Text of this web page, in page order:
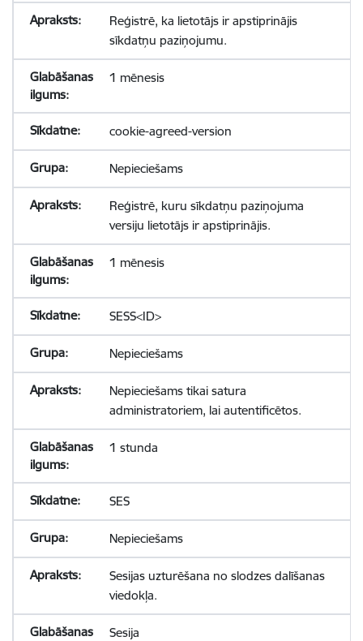
Reģistrē, ka lietotājs ir apstiprinājis
sīkdatņu paziņojumu.
1 mēnesis
cookie-agreed-version
Nepieciešams
Reģistrē, kuru sīkdatņu paziņojuma
versiju lietotājs ir apstiprinājis.
1 mēnesis
SESS<ID>
Nepieciešams
Nepieciešams tikai satura
administratoriem, lai autentificētos.
1 stunda
SES
Nepieciešams
Sesijas uzturēšana no slodzes dalīšanas
viedokļa.
Sesija